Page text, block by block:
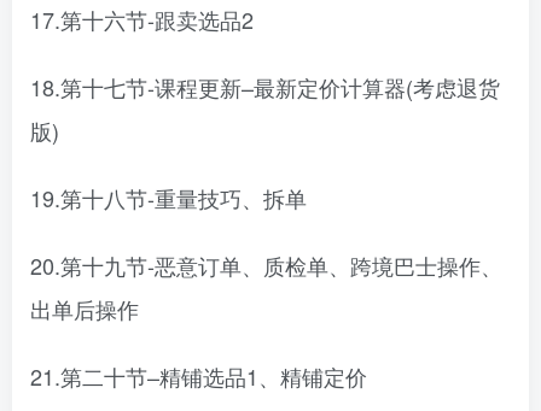
17.第十六节-跟卖选品2
18.第十七节-课程更新–最新定价计算器(考虑退货
版)
19.第十八节-重量技巧、拆单
20.第十九节-恶意订单、质检单、跨境巴士操作、
出单后操作
21.第二十节–精铺选品1、精铺定价